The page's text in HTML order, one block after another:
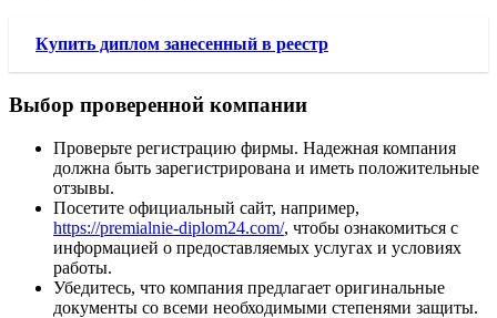
Купить диплом занесенный в реестр
Выбор проверенной компании
Проверьте регистрацию фирмы. Надежная компания
должна быть зарегистрирована и иметь положительные
отзывы.
Посетите официальный сайт, например,
https://premialnie-diplom24.com/, чтобы ознакомиться с
информацией о предоставляемых услугах и условиях
работы.
Убедитесь, что компания предлагает оригинальные
документы со всеми необходимыми степенями защиты.